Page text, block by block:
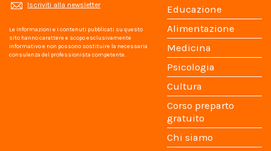
Iscriviti alla newsletter
Le informazioni e i contenuti pubblicati su questo
sito hanno carattere e scopo esclusivamente
informativo e non possono sostituire la necessaria
consulenza del professionista competente.
Educazione
Alimentazione
Medicina
Psicologia
Cultura
Corso preparto
gratuito
Chi siamo